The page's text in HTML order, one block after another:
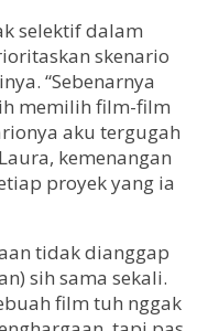
selektif dalam
skenario
“Sebenarnya
memilih film-film
aku tergugah
kemenangan
proyek yang ia
tidak dianggap
sih sama sekali.
film tuh nggak